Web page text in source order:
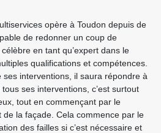
opère à Toudon depuis de
de redonner un coup de
en tant qu’expert dans le
qualifications et compétences.
interventions, il saura répondre à
ses interventions, c’est surtout
tout en commençant par le
de la façade. Cela commence par le
des failles si c’est nécessaire et